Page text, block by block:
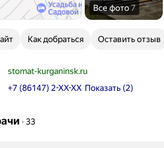
Все фото7
Как добраться Оставить отзыв
stomat-kurganinsk.ru
+7 (86147) 2-XX-XX Показать (2)
∙ 33